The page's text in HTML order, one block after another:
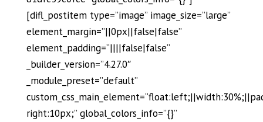
[difl_postitem type=”image” image_size=”large”
element_margin=”||0px||false|false”
element_padding=”||||false|false”
_builder_version=”4.27.0″
_module_preset=”default”
right:10px;” global_colors_info=”{}”